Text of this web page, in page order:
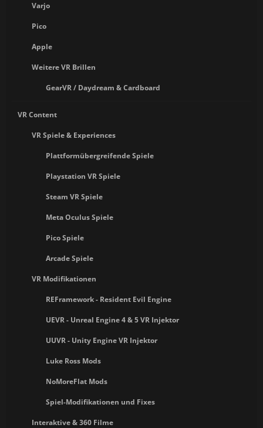
Varjo
Pico
Apple
Weitere VR Brillen
GearVR / Daydream & Cardboard
VR Content
VR Spiele & Experiences
Plattformübergreifende Spiele
Playstation VR Spiele
Steam VR Spiele
Meta Oculus Spiele
Pico Spiele
Arcade Spiele
VR Modifikationen
REFramework - Resident Evil Engine
UEVR - Unreal Engine 4 & 5 VR Injektor
UUVR - Unity Engine VR Injektor
Luke Ross Mods
NoMoreFlat Mods
Spiel-Modifikationen und Fixes
Interaktive & 360 Filme